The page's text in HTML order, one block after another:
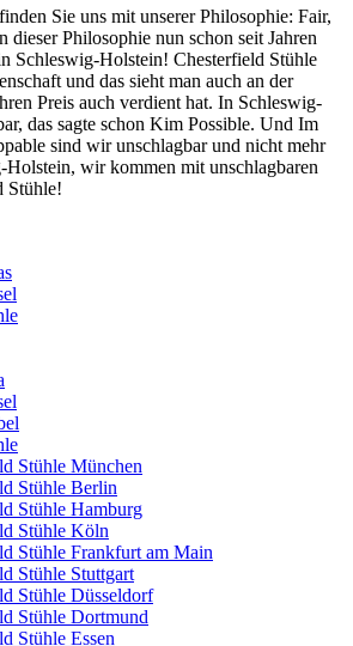
Sie uns mit unserer Philosophie: Fair,
dieser Philosophie nun schon seit Jahren
Schleswig-Holstein! Chesterfield Stühle
und das sieht man auch an der
Preis auch verdient hat. In Schleswig-
das sagte schon Kim Possible. Und Im
sind wir unschlagbar und nicht mehr
Holstein, wir kommen mit unschlagbaren
Stühle!
Stühle München
Stühle Berlin
Stühle Hamburg
Stühle Köln
Stühle Frankfurt am Main
Stühle Stuttgart
Stühle Düsseldorf
Stühle Dortmund
Stühle Essen